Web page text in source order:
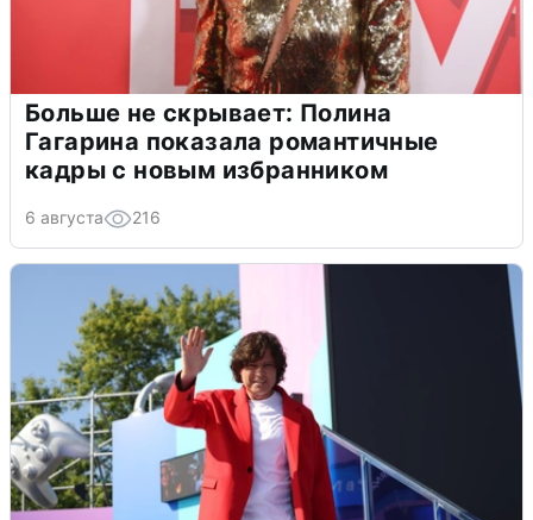
Больше не скрывает: Полина
Гагарина показала романтичные
кадры с новым избранником
6 августа 216